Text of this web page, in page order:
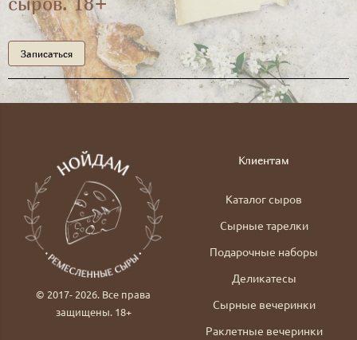
Записаться
© 2017- 2026. Все права
защищены. 18+
Клиентам
Каталог сыров
Сырные тарелки
Подарочные наборы
Деликатесы
Сырные вечеринки
Раклетные вечеринки